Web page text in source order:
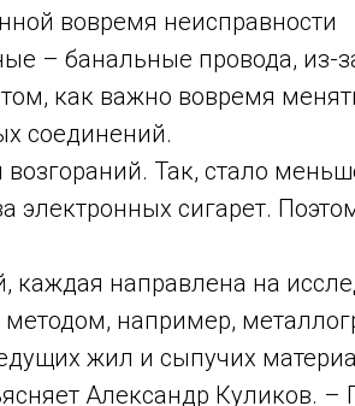
вовремя неисправности
– банальные провода, из-
как важно вовремя
соединений.
Так, стало
электронных сигарет.
каждая направлена на
например,
жил и сыпучих
Александр Куликов. –